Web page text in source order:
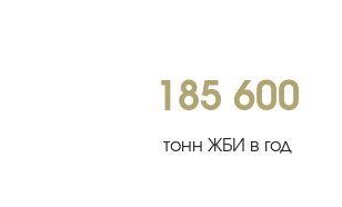
185 600
тонн ЖБИ в год